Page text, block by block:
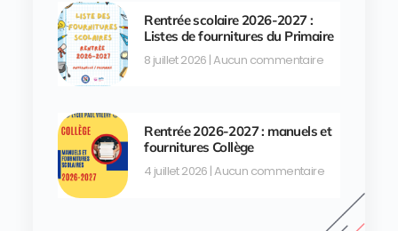
Rentrée scolaire 2026-2027 :
Listes de fournitures du Primaire
8 juillet 2026 Aucun commentaire
Rentrée 2026-2027 : manuels et
fournitures Collège
4 juillet 2026 Aucun commentaire